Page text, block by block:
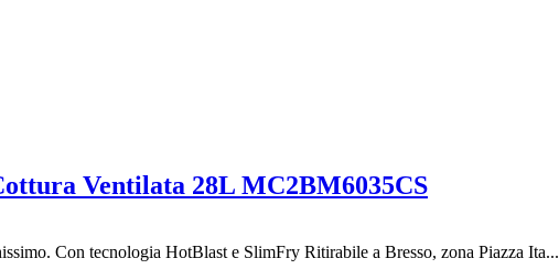
Ventilata 28L MC2BM6035CS
Con tecnologia HotBlast e SlimFry Ritirabile a Bresso, zona Piazza Ita...